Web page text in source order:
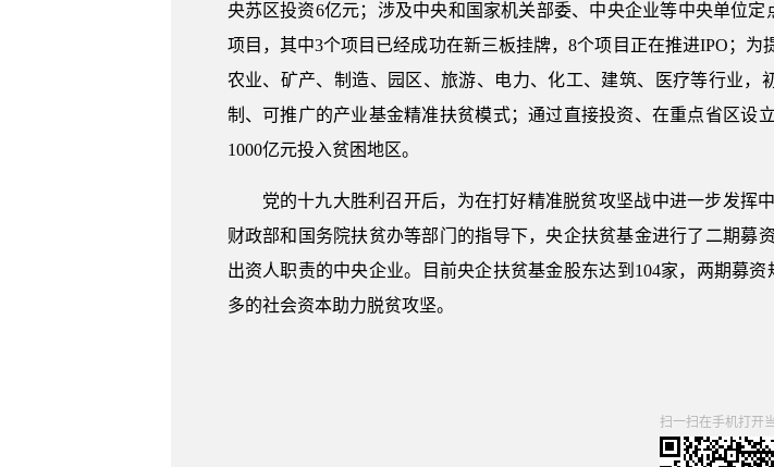
央苏区投资6亿元；涉及中央和国家机关部委、中央企业等中央单位
项目，其中3个项目已经成功在新三板挂牌，8个项目正在推进IPO；
农业、矿产、制造、园区、旅游、电力、化工、建筑、医疗等行业，
制、可推广的产业基金精准扶贫模式；通过直接投资、在重点省区设
1000亿元投入贫困地区。
党的十九大胜利召开后，为在打好精准脱贫攻坚战中进一步发挥
财政部和国务院扶贫办等部门的指导下，央企扶贫基金进行了二期募
出资人职责的中央企业。目前央企扶贫基金股东达到104家，两期募
多的社会资本助力脱贫攻坚。
扫一扫在手机打开